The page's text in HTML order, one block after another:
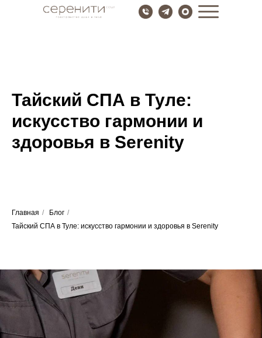
Тайский СПА в Туле:
искусство гармонии и
здоровья в Serenity
Главная / Блог /
Тайский СПА в Туле: искусство гармонии и здоровья в Serenity